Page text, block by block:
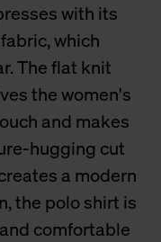
with its
which
The flat knit
the women's
and makes
hugging cut
a modern
the polo shirt is
comfortable